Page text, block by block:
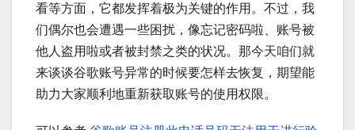
看等方面，它都发挥着极为关键的作用。不过，我
们偶尔也会遭遇一些困扰，像忘记密码啦、账号被
他人盗用啦或者被封禁之类的状况。那今天咱们就
来谈谈谷歌账号异常的时候要怎样去恢复，期望能
助力大家顺利地重新获取账号的使用权限。